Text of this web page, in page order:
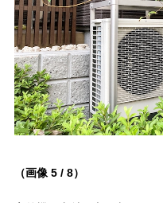
（画像 5 / 8）